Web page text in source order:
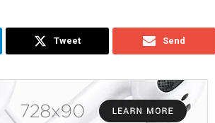
Tweet Send